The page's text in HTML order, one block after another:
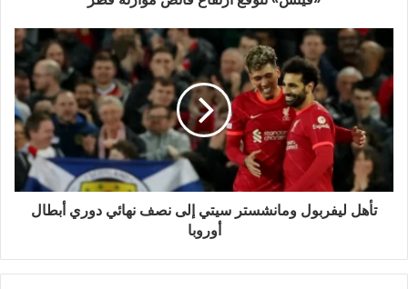
تأهل ليفربول ومانشستر سيتي إلى نصف نهائي دوري أبطال
أوروبا